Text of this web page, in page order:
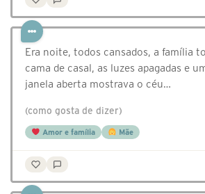
Era noite, todos cansados, a família
cama de casal, as luzes apagadas e
janela aberta mostrava o céu…
(como gosta de dizer)
Amor e família Mãe